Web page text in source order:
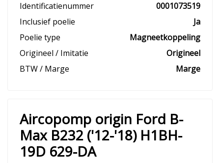
Identificatienummer
0001073519
Inclusief poelie
Ja
Poelie type
Magneetkoppeling
Origineel / Imitatie
Origineel
BTW / Marge
Marge
Aircopomp origin Ford B-
Max B232 ('12-'18) H1BH-
19D 629-DA